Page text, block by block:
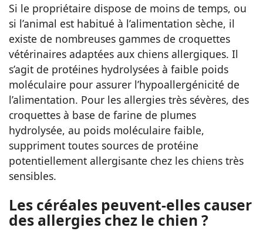
Si le propriétaire dispose de moins de temps, ou
si l’animal est habitué à l’alimentation sèche, il
existe de nombreuses gammes de croquettes
vétérinaires adaptées aux chiens allergiques. Il
s’agit de protéines hydrolysées à faible poids
moléculaire pour assurer l’hypoallergénicité de
l’alimentation. Pour les allergies très sévères, des
croquettes à base de farine de plumes
hydrolysée, au poids moléculaire faible,
suppriment toutes sources de protéine
potentiellement allergisante chez les chiens très
sensibles.
Les céréales peuvent-elles causer
des allergies chez le chien ?